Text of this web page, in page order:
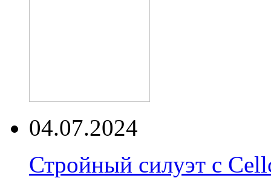
04.07.2024
Стройный силуэт с